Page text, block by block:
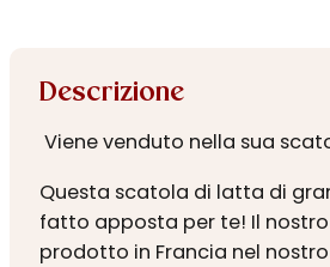
Descrizione
Viene venduto nella sua
Questa scatola di latta di
fatto apposta per te! Il
prodotto in Francia nel